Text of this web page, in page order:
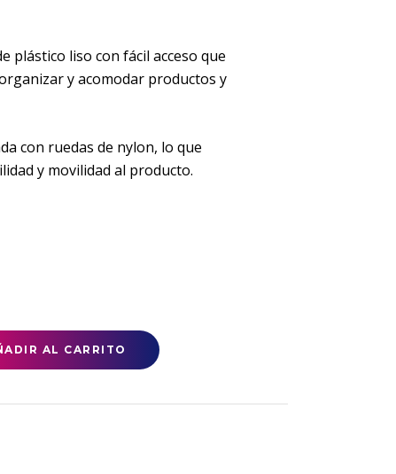
plástico liso con fácil acceso que
y acomodar productos y
con ruedas de nylon, lo que
y movilidad al producto.
AL CARRITO